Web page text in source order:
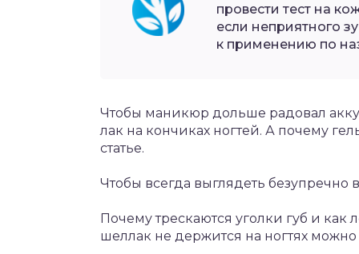
провести тест на
если неприятного
к применению по
Чтобы маникюр дольше радовал
лак на кончиках ногтей. А почему
статье.
Чтобы всегда выглядеть безупречно
Почему трескаются уголки губ и как
шеллак не держится на ногтях можно